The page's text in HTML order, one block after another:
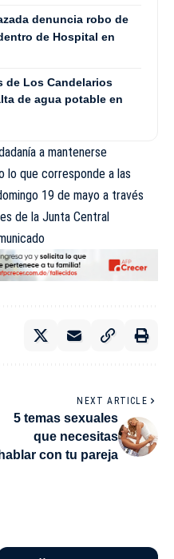
denuncia robo de
de Hospital en
de Los Candelarios
de agua potable en
a mantenerse
lo que corresponde a las
19 de mayo a través
de la Junta Central
NEXT ARTICLE
5 temas sexuales
que necesitas
hablar con tu pareja